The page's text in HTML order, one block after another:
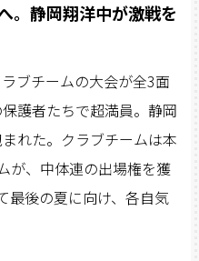
。静岡翔洋中が激戦を
ブチームの大会が全3面
護者たちで超満員。静岡
れた。クラブチームは本
が、中体連の出場権を獲
最後の夏に向け、各自気